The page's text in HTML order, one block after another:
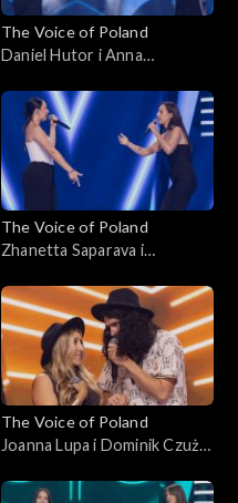
The Voice of Poland
Daniel Hutor i Anna
Reason”, „The Voice of
Poland”, Bitwy, 25
października 2025
The Voice of Poland
Zhanetta Saparava i
Are Doin’ It for Themselves”,
„The Voice of Poland”, Bitwy,
25 października 2025
The Voice of Poland
Joanna Lupa i Dominik Czuż –
Poland”, Bitwy, 18